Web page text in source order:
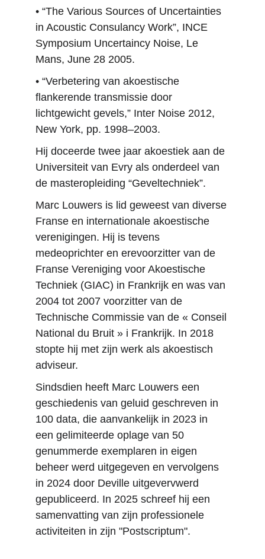
• “The Various Sources of Uncertainties
in Acoustic Consulancy Work”, INCE
Symposium Uncertaincy Noise, Le
Mans, June 28 2005.
• “Verbetering van akoestische
flankerende transmissie door
lichtgewicht gevels,” Inter Noise 2012,
New York, pp. 1998–2003.
Hij doceerde twee jaar akoestiek aan de
Universiteit van Evry als onderdeel van
de masteropleiding “Geveltechniek”.
Marc Louwers is lid geweest van diverse
Franse en internationale akoestische
verenigingen. Hij is tevens
medeoprichter en erevoorzitter van de
Franse Vereniging voor Akoestische
Techniek (GIAC) in Frankrijk en was van
2004 tot 2007 voorzitter van de
Technische Commissie van de « Conseil
National du Bruit » i Frankrijk. In 2018
stopte hij met zijn werk als akoestisch
adviseur.
Sindsdien heeft Marc Louwers een
geschiedenis van geluid geschreven in
100 data, die aanvankelijk in 2023 in
een gelimiteerde oplage van 50
genummerde exemplaren in eigen
beheer werd uitgegeven en vervolgens
in 2024 door Deville uitgevervwerd
gepubliceerd. In 2025 schreef hij een
samenvatting van zijn professionele
activiteiten in zijn "Postscriptum".